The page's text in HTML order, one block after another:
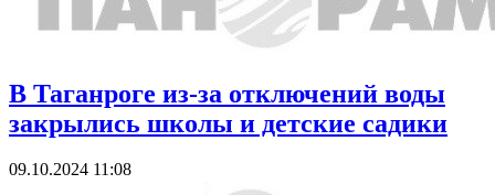
В Таганроге из-за отключений воды
закрылись школы и детские садики
09.10.2024 11:08